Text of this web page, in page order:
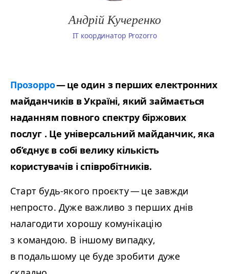
Андрій Кучеренко
IT координатор Prozorro
Прозорро— це один з перших електронних
майданчиків в Україні, який займається
наданням повного спектру біржових
послуг . Це універсальний майданчик, яка
об’єднує в собі велику кількість
користувачів і співробітників.
Старт будь-якого проєкту — це завжди
непросто. Дуже важливо з перших днів
налагодити хорошу комунікацію
з командою. В іншому випадку,
в подальшому це буде зробити дуже